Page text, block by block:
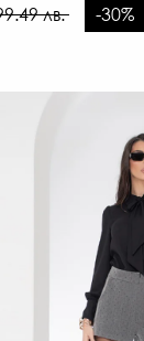
лв.
-30%